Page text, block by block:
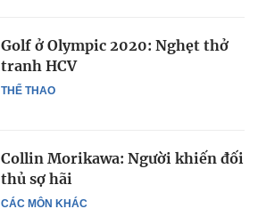
THỂ THAO
Golf ở Olympic 2020: Nghẹt thở
tranh HCV
CÁC MÔN KHÁC
Collin Morikawa: Người khiến đối
thủ sợ hãi